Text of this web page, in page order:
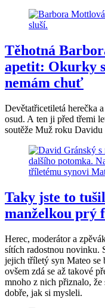
Těhotná
apetit: Okurky
nemám chuť
Devětatřicetiletá herečka
osud. A ten ji před třemi
soutěže Muž roku
Taky jste to
manželkou prý
Herec, moderátor a
sítích radostnou novinku.
jejich tříletý syn Mateo se
ovšem zdá se až takové
mnoho z nich přiznalo, že
dobře, jak si mysleli.